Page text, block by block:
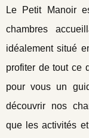
Le Petit Manoir
chambres
idéalement situé
profiter de tout ce
pour vous un
découvrir nos
que les activités